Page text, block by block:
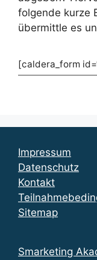
folgende kurze
übermittle es
[caldera_form
Impressum
Datenschutz
Kontakt
Sitemap
Smarketing